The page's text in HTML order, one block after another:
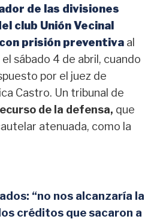
de las divisiones
club Unión Vecinal
prisión preventiva al
sábado 4 de abril, cuando
por el juez de
Castro. Un tribunal de
de la defensa, que
atenuada, como la
“no nos alcanzaría la
créditos que sacaron a